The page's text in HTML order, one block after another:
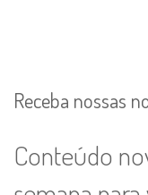
Receba nossas
Conteúdo